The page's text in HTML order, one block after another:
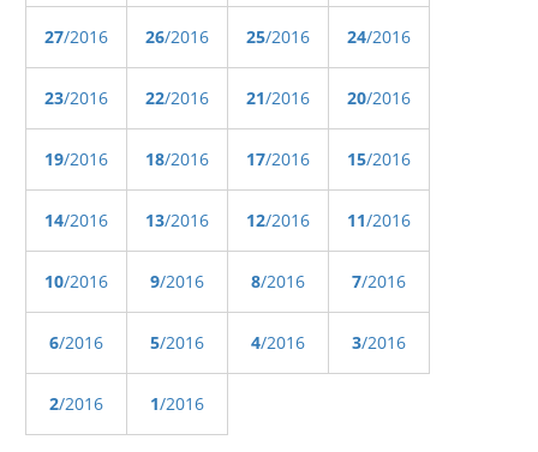
27/2016 26/2016 25/2016 24/2016
23/2016 22/2016 21/2016 20/2016
19/2016 18/2016 17/2016 15/2016
14/2016 13/2016 12/2016 11/2016
10/2016 9/2016 8/2016 7/2016
6/2016 5/2016 4/2016 3/2016
2/2016 1/2016